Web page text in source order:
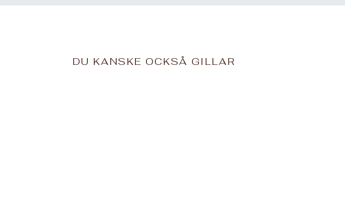
DU KANSKE OCKSÅ GILLAR